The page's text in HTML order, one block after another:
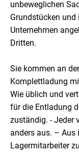
unbeweglichen
Grundstücken
Unternehmen
Dritten.
Sie kommen an
Komplettladung
Wie üblich und
für die Entladung
zuständig. - Jeder
anders aus. – Aus
Lagermitarbeiter